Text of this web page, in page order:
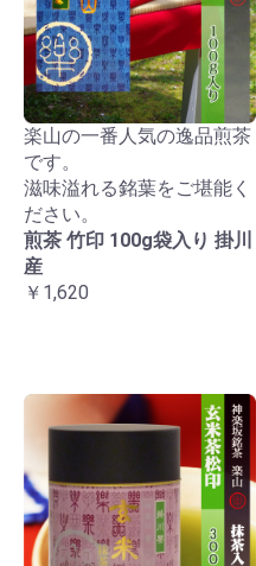
楽山の一番人気の逸品煎茶
です。
滋味溢れる銘葉をご堪能く
ださい。
煎茶 竹印 100g袋入り 掛川
産
￥1,620